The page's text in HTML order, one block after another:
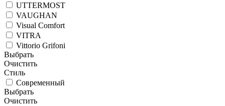
UTTERMOST
VAUGHAN
Visual Comfort
VITRA
Vittorio Grifoni
Выбрать
Очистить
Стиль
Современный
Выбрать
Очистить